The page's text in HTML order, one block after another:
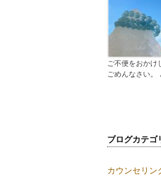
ご不便をおかけ
ごめんなさい。
ブログカテゴ
カウンセリン